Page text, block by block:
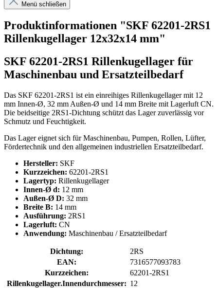
Menü schließen
Produktinformationen "SKF 62201-2RS1
Rillenkugellager 12x32x14 mm"
SKF 62201-2RS1 Rillenkugellager für
Maschinenbau und Ersatzteilbedarf
Das SKF 62201-2RS1 ist ein einreihiges Rillenkugellager mit 12
mm Innen-Ø, 32 mm Außen-Ø und 14 mm Breite mit Lagerluft CN.
Die beidseitige 2RS1-Dichtung schützt das Lager zuverlässig vor
Schmutz und Feuchtigkeit.
Das Lager eignet sich für Maschinenbau, Pumpen, Rollen, Lüfter,
Fördertechnik und den allgemeinen industriellen Ersatzteilbedarf.
Hersteller: SKF
Kurzzeichen: 62201-2RS1
Lagertyp: Rillenkugellager
Innen-Ø d: 12 mm
Außen-Ø D: 32 mm
Breite B: 14 mm
Ausführung: 2RS1
Lagerluft: CN
Anwendung: Maschinenbau / Ersatzteilbedarf
Dichtung:
2RS
EAN:
7316577093783
Kurzzeichen:
62201-2RS1
Rillenkugellager.Innendurchmesser: 12